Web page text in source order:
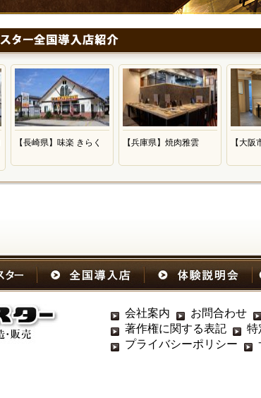
【長崎県】味楽 きらく 【兵庫県】焼肉雅雲 【大
会社案内
お問合わせ
著作権に関する表記
特
プライバシーポリシー